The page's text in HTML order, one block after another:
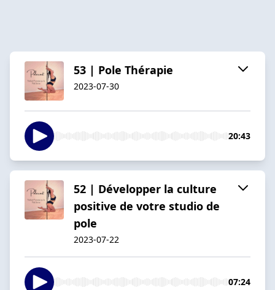
53 | Pole Thérapie
2023-07-30
20:43
52 | Développer la culture
positive de votre studio de
pole
2023-07-22
07:24